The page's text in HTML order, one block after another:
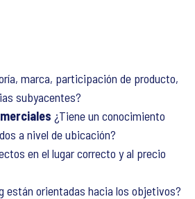
marca, participación de producto,
subyacentes?
¿Tiene un conocimiento
a nivel de ubicación?
en el lugar correcto y al precio
están orientadas hacia los objetivos?